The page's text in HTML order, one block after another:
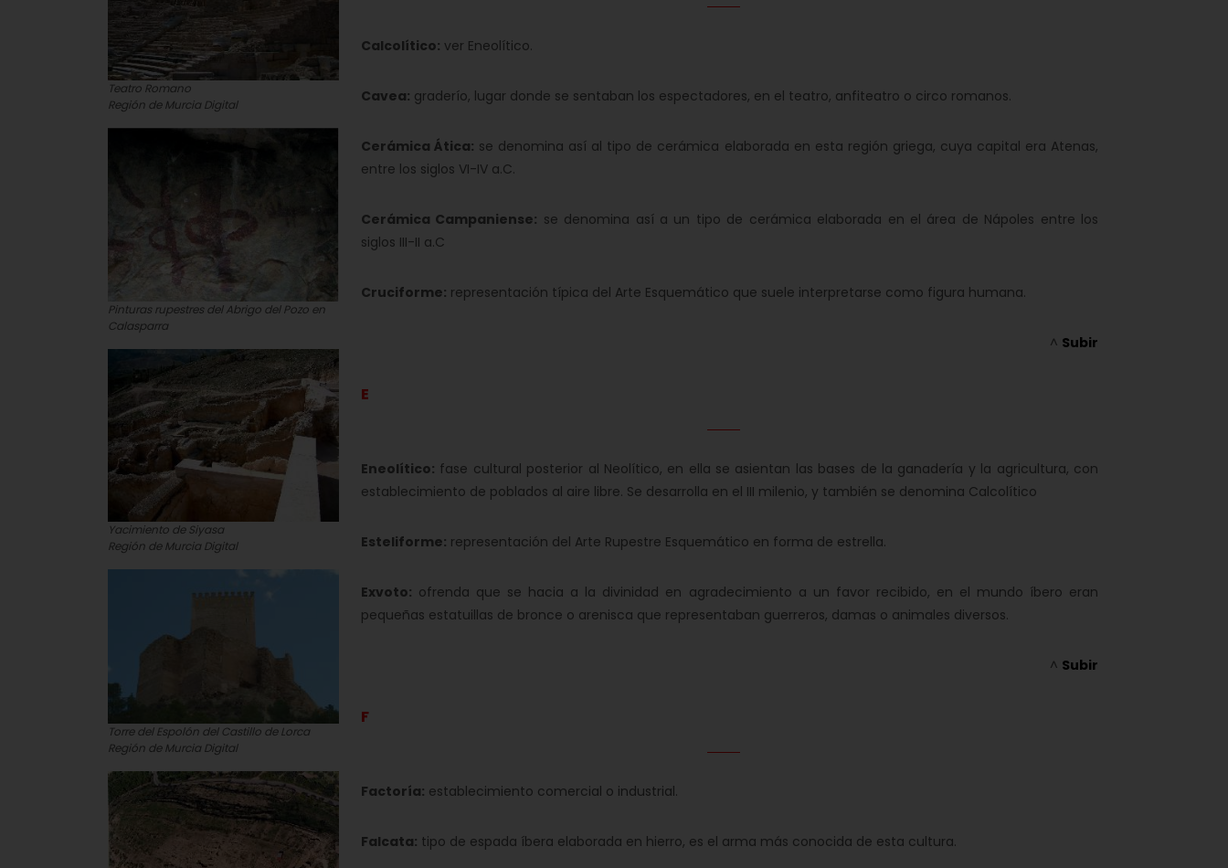
Calcolítico: ver Eneolítico.
Cavea: graderío, lugar donde se sentaban los espectadores, en el teatro, anfiteatro o circo romanos.
Cerámica Ática: se denomina así al tipo de cerámica elaborada en esta región griega, cuya capital era Atenas,
entre los siglos VI-IV a.C.
Cerámica Campaniense: se denomina así a un tipo de cerámica elaborada en el área de Nápoles entre los
siglos III-II a.C
Cruciforme: representación típica del Arte Esquemático que suele interpretarse como figura humana.
^ Subir
E
Eneolítico: fase cultural posterior al Neolítico, en ella se asientan las bases de la ganadería y la agricultura, con
establecimiento de poblados al aire libre. Se desarrolla en el III milenio, y también se denomina Calcolítico
Esteliforme: representación del Arte Rupestre Esquemático en forma de estrella.
Exvoto: ofrenda que se hacia a la divinidad en agradecimiento a un favor recibido, en el mundo íbero eran
pequeñas estatuillas de bronce o arenisca que representaban guerreros, damas o animales diversos.
^ Subir
F
Factoría: establecimiento comercial o industrial.
Falcata: tipo de espada íbera elaborada en hierro, es el arma más conocida de esta cultura.
Teatro Romano
Región de Murcia Digital
Pinturas rupestres del Abrigo del Pozo en
Calasparra
Yacimiento de Siyasa
Región de Murcia Digital
Torre del Espolón del Castillo de Lorca
Región de Murcia Digital